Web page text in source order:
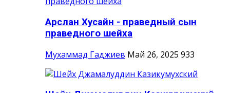
Арслан Хусайн - праведный сын
праведного шейха
Мухаммад Гаджиев Май 26, 2025 933